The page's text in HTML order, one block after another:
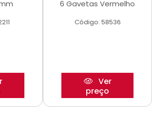
6 Gavetas Vermelho
Código: 58536
Ver
preço